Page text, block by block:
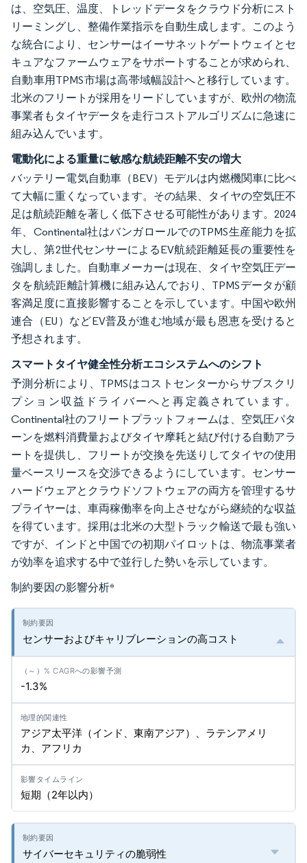
は、空気圧、温度、トレッドデータをクラウド分析にスト
リーミングし、整備作業指示を自動生成します。このよう
な統合により、センサーはイーサネットゲートウェイとセ
キュアなファームウェアをサポートすることが求められ、
自動車用TPMS市場は高帯域幅設計へと移行しています。
北米のフリートが採用をリードしていますが、欧州の物流
事業者もタイヤデータを走行コストアルゴリズムに急速に
組み込んでいます。
電動化による重量に敏感な航続距離不安の増大
バッテリー電気自動車（BEV）モデルは内燃機関車に比べ
て大幅に重くなっています。その結果、タイヤの空気圧不
足は航続距離を著しく低下させる可能性があります。2024
年、Continental社はバンガロールでのTPMS生産能力を拡
大し、第2世代センサーによるEV航続距離延長の重要性を
強調しました。自動車メーカーは現在、タイヤ空気圧デー
タを航続距離計算機に組み込んでおり、TPMSデータが顧
客満足度に直接影響することを示しています。中国や欧州
連合（EU）などEV普及が進む地域が最も恩恵を受けると
予想されます。
スマートタイヤ健全性分析エコシステムへのシフト
予測分析により、TPMSはコストセンターからサブスクリ
プション収益ドライバーへと再定義されています。
Continental社のフリートプラットフォームは、空気圧パタ
ーンを燃料消費量およびタイヤ摩耗と結び付ける自動アラ
ートを提供し、フリートが交換を先送りしてタイヤの使用
量ベースリースを交渉できるようにしています。センサー
ハードウェアとクラウドソフトウェアの両方を管理するサ
プライヤーは、車両稼働率を向上させながら継続的な収益
を得ています。採用は北米の大型トラック輸送で最も強い
ですが、インドと中国での初期パイロットは、物流事業者
が効率を追求する中で並行した勢いを示しています。
制約要因の影響分析*
センサーおよびキャリブレーションの高コスト
-1.3%
アジア太平洋（インド、東南アジア）、ラテンアメリ
カ、アフリカ
短期（2年以内）
サイバーセキュリティの脆弱性